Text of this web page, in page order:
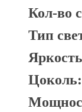
Кол-во
Тип